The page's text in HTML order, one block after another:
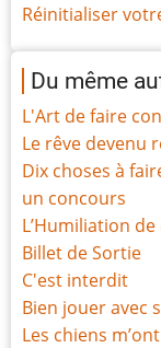
Réinitialiser
Du même
L'Art de faire
Le rêve devenu
Dix choses à
un concours
L’Humiliation
Billet de Sortie
C'est interdit
Bien jouer avec
Les chiens